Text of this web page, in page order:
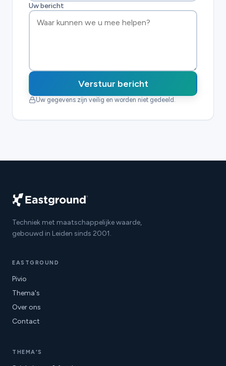
Uw bericht
Verstuur bericht
Uw gegevens zijn veilig en worden niet gedeeld.
Techniek met maatschappelijke waarde,
gebouwd in Leiden sinds 2001.
EASTGROUND
Pivio
Thema's
Over ons
Contact
THEMA'S